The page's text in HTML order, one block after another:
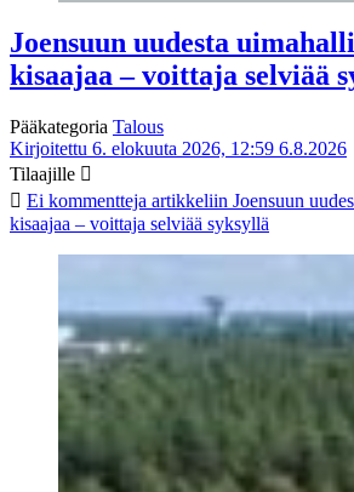
Joensuun uudesta
kisaajaa – voittaja selviää
Pääkategoria Talous
Kirjoitettu 6. elokuuta 2026, 12:59 6.8.2026
Tilaajille
Ei kommentteja artikkeliin Joensuun
kisaajaa – voittaja selviää syksyllä